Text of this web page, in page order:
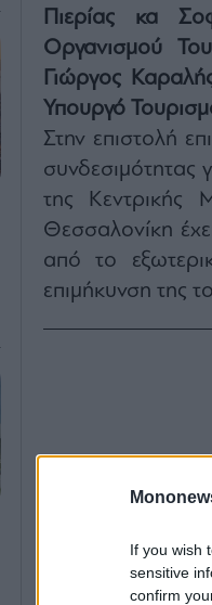
If you wish
sensitive
confirm
Πιερίας κα
Οργανισμού
Γιώργος
Υπουργό
Στην επιστολή
συνδεσιμότητας
της Κεντρικής
Θεσσαλονίκη
από το
επιμήκυνση της